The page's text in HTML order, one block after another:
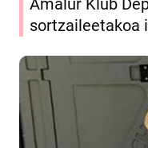
Amalur Klub
sortzaileetakoa